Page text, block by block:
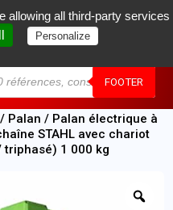
FOOTER
0
/ Palan / Palan électrique à
STAHL avec chariot
triphasé) 1 000 kg
allowing all third-party services
Personalize